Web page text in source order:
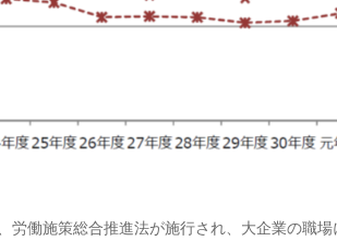
労働施策総合推進法が施行され、大企業の職